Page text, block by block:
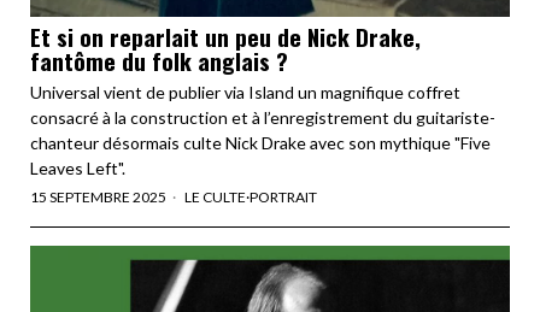
Et si on reparlait un peu de Nick Drake,
fantôme du folk anglais ?
Universal vient de publier via Island un magnifique coffret
consacré à la construction et à l’enregistrement du guitariste-
chanteur désormais culte Nick Drake avec son mythique "Five
Leaves Left".
15 SEPTEMBRE 2025 LE CULTE·PORTRAIT